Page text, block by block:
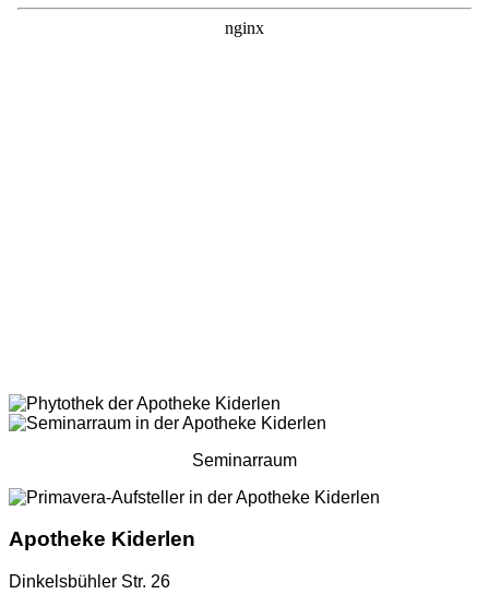
Seminarraum
Apotheke Kiderlen
Dinkelsbühler Str. 26